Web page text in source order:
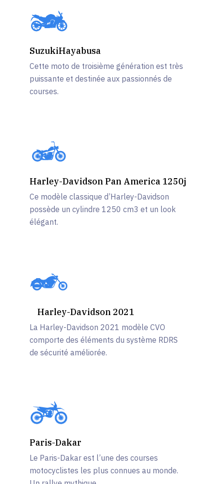
SuzukiHayabusa
Cette moto de troisième génération est très
puissante et destinée aux passionnés de
courses.
Harley-Davidson Pan America 1250j
Ce modèle classique d’Harley-Davidson
possède un cylindre 1250 cm3 et un look
élégant.
Harley-Davidson 2021
La Harley-Davidson 2021 modèle CVO
comporte des éléments du système RDRS
de sécurité améliorée.
Paris-Dakar
Le Paris-Dakar est l’une des courses
motocyclistes les plus connues au monde.